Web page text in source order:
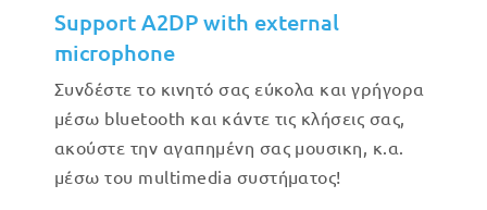
Support A2DP with external
microphone
Συνδέστε το κινητό σας εύκολα και γρήγορα
μέσω bluetooth και κάντε τις κλήσεις σας,
ακούστε την αγαπημένη σας μουσικη, κ.α.
μέσω του multimedia συστήματος!